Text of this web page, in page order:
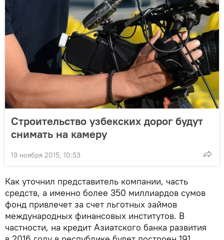
Строительство узбекских дорог будут
снимать на камеру
19 ноября 2015, 10:53
Как уточнил представитель компании, часть
средств, а именно более 350 миллиардов сумов
фонд привлечет за счет льготных займов
международных финансовых институтов. В
частности, на кредит Азиатского банка развития